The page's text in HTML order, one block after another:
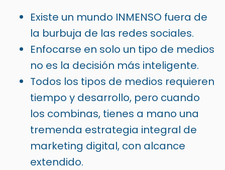
Existe un mundo INMENSO fuera de
la burbuja de las redes sociales.
Enfocarse en solo un tipo de medios
no es la decisión más inteligente.
Todos los tipos de medios requieren
tiempo y desarrollo, pero cuando
los combinas, tienes a mano una
tremenda estrategia integral de
marketing digital, con alcance
extendido.